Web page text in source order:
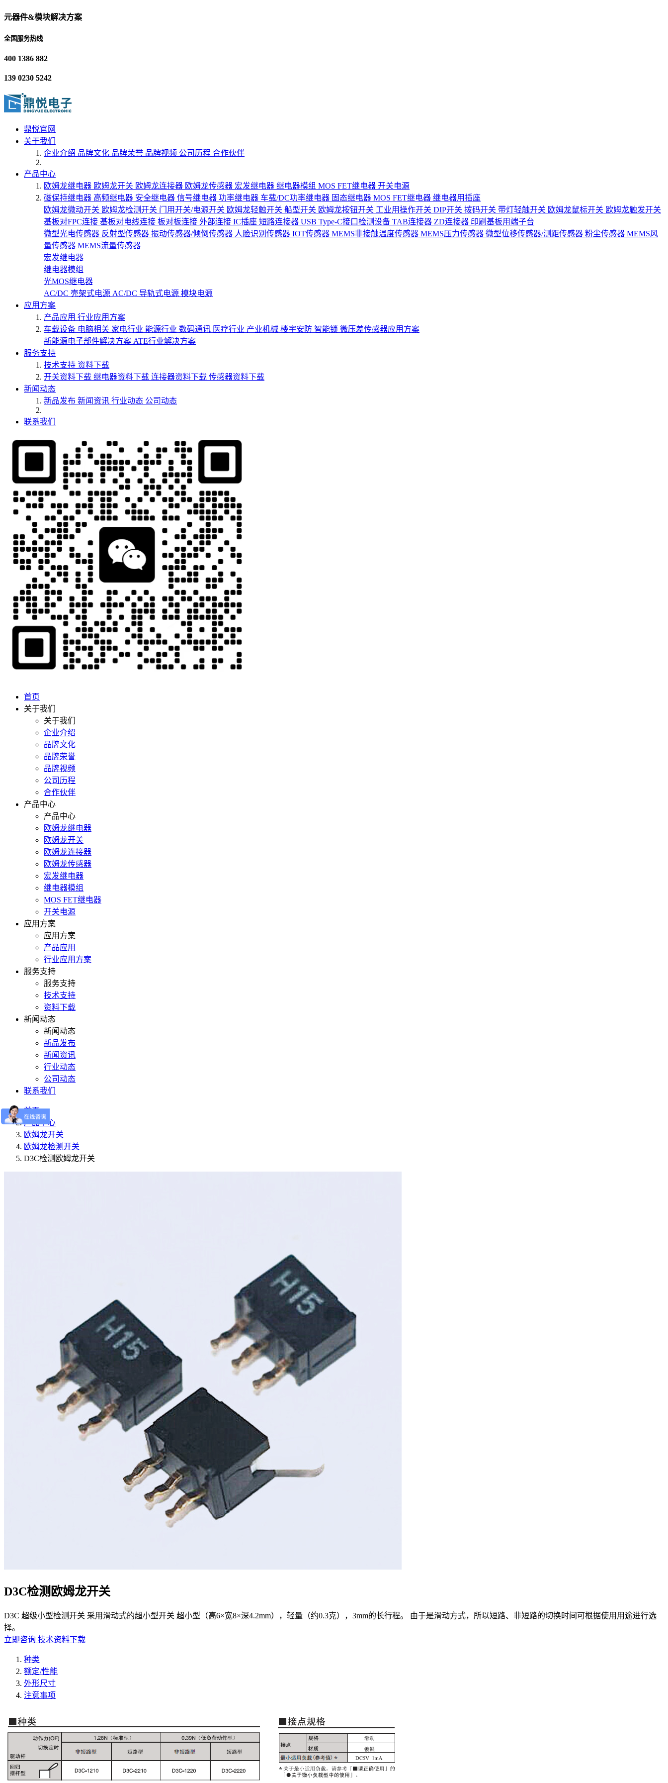
元器件&模块解决方案
全国服务热线
400 1386 882
139 0230 5242
鼎悦官网
关于我们
企业介绍 品牌文化 品牌荣誉 品牌视频 公司历程 合作伙伴
产品中心
欧姆龙继电器 欧姆龙开关 欧姆龙连接器 欧姆龙传感器 宏发继电器 继电器模组 MOS FET继电器 开关电源
磁保持继电器 高频继电器 安全继电器 信号继电器 功率继电器 车载/DC功率继电器 固态继电器 MOS FET继电器 继电器用插座
欧姆龙微动开关 欧姆龙检测开关 门用开关/电源开关 欧姆龙轻触开关 船型开关 欧姆龙按钮开关 工业用操作开关 DIP开关 拨码开关 带灯轻触开关 欧姆龙鼠标开关 欧姆龙触发开关
基板对FPC连接 基板对电线连接 板对板连接 外部连接 IC插座 短路连接器 USB Type-C接口检测设备 TAB连接器 ZD连接器 印刷基板用端子台
微型光电传感器 反射型传感器 振动传感器/倾倒传感器 人脸识别传感器 IOT传感器 MEMS非接触温度传感器 MEMS压力传感器 微型位移传感器/测距传感器 粉尘传感器 MEMS风
量传感器 MEMS流量传感器
宏发继电器
继电器模组
光MOS继电器
AC/DC 壳架式电源 AC/DC 导轨式电源 模块电源
应用方案
产品应用 行业应用方案
车载设备 电脑相关 家电行业 能源行业 数码通讯 医疗行业 产业机械 楼宇安防 智能锁 微压差传感器应用方案
新能源电子部件解决方案 ATE行业解决方案
服务支持
技术支持 资料下载
开关资料下载 继电器资料下载 连接器资料下载 传感器资料下载
新闻动态
新品发布 新闻资讯 行业动态 公司动态
联系我们
首页
关于我们
关于我们
企业介绍
品牌文化
品牌荣誉
品牌视频
公司历程
合作伙伴
产品中心
产品中心
欧姆龙继电器
欧姆龙开关
欧姆龙连接器
欧姆龙传感器
宏发继电器
继电器模组
MOS FET继电器
开关电源
应用方案
应用方案
产品应用
行业应用方案
服务支持
服务支持
技术支持
资料下载
新闻动态
新闻动态
新品发布
新闻资讯
行业动态
公司动态
联系我们
首页
产品中心
欧姆龙开关
欧姆龙检测开关
D3C检测欧姆龙开关
D3C检测欧姆龙开关
D3C 超级小型检测开关 采用滑动式的超小型开关 超小型（高6×宽8×深4.2mm），轻量（约0.3克），3mm的长行程。 由于是滑动方式，所以短路、非短路的切换时间可根据使用用途进行选
择。
立即咨询 技术资料下载
种类
额定/性能
外形尺寸
注意事项